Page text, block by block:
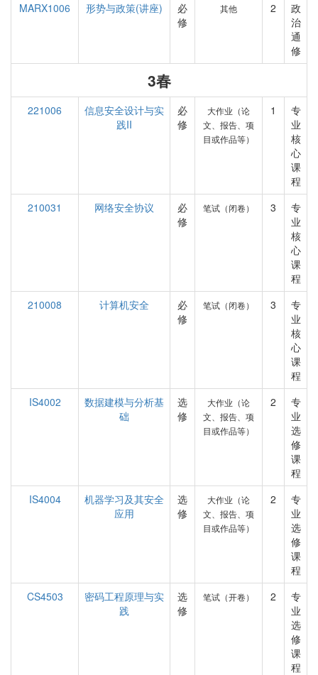
MARX1006
形势与政策(讲座)
必
修
其他 2
政
治
通
修
3春
221006
信息安全设计与实
践II
必
修
大作业（论
文、报告、项
目或作品等）
1
专
业
核
心
课
程
210031
网络安全协议
必
修
笔试（闭卷） 3
专
业
核
心
课
程
210008
计算机安全
必
修
笔试（闭卷） 3
专
业
核
心
课
程
IS4002
数据建模与分析基
础
选
修
大作业（论
文、报告、项
目或作品等）
2
专
业
选
修
课
程
IS4004
机器学习及其安全
应用
选
修
大作业（论
文、报告、项
目或作品等）
2
专
业
选
修
课
程
CS4503
密码工程原理与实
践
选
修
笔试（开卷） 2
专
业
选
修
课
程